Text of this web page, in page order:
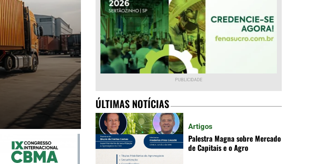
PUBLICIDADE
ÚLTIMAS NOTÍCIAS
Artigos
Palestra Magna sobre Mercado
de Capitais e o Agro